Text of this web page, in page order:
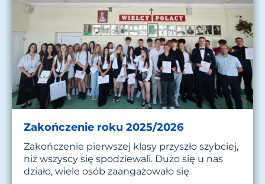
Zakończenie roku 2025/2026
Zakończenie pierwszej klasy przyszło szybciej,
niż wszyscy się spodziewali. Dużo się u nas
działo, wiele osób zaangażowało się